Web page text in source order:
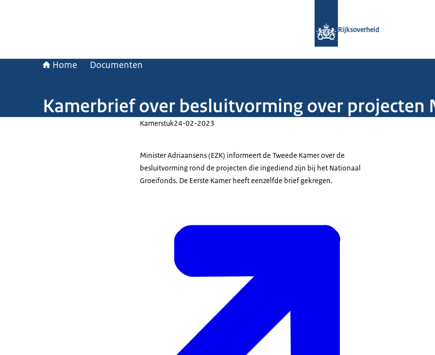
Rijksoverheid
Home Documenten
Kamerbrief over besluitvorming over projecten
Kamerstuk24-02-2023
Minister Adriaansens (EZK) informeert de Tweede Kamer over de
besluitvorming rond de projecten die ingediend zijn bij het Nationaal
Groeifonds. De Eerste Kamer heeft eenzelfde brief gekregen.